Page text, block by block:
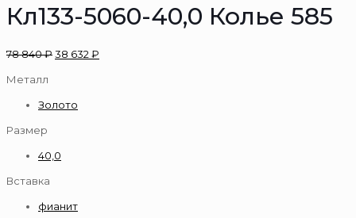
Кл133-5060-40,0 Колье 585
78 840₽38 632 ₽
Металл
Золото
Размер
40,0
Вставка
фианит